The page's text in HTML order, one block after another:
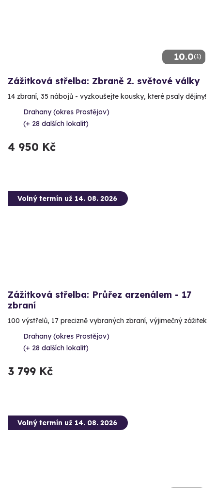
10.0(1)
Zážitková střelba: Zbraně 2. světové války
14 zbraní, 35 nábojů - vyzkoušejte kousky, které psaly dějiny!
Drahany (okres Prostějov)
(+ 28 dalších lokalit)
4 950 Kč
Volný termín už 14. 08. 2026
Zážitková střelba: Průřez arzenálem - 17
zbraní
100 výstřelů, 17 precizně vybraných zbraní, výjimečný zážitek
Drahany (okres Prostějov)
(+ 28 dalších lokalit)
3 799 Kč
Volný termín už 14. 08. 2026